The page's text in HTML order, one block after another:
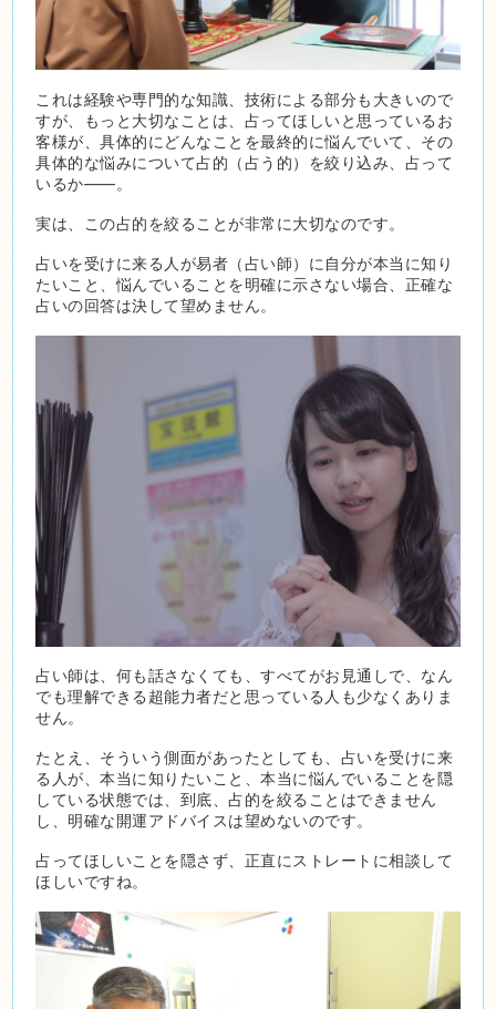
これは経験や専門的な知識、技術による部分も大きいので
すが、もっと大切なことは、占ってほしいと思っているお
客様が、具体的にどんなことを最終的に悩んでいて、その
具体的な悩みについて占的（占う的）を絞り込み、占って
いるか――。
実は、この占的を絞ることが非常に大切なのです。
占いを受けに来る人が易者（占い師）に自分が本当に知り
たいこと、悩んでいることを明確に示さない場合、正確な
占いの回答は決して望めません。
占い師は、何も話さなくても、すべてがお見通しで、なん
でも理解できる超能力者だと思っている人も少なくありま
せん。
たとえ、そういう側面があったとしても、占いを受けに来
る人が、本当に知りたいこと、本当に悩んでいることを隠
している状態では、到底、占的を絞ることはできません
し、明確な開運アドバイスは望めないのです。
占ってほしいことを隠さず、正直にストレートに相談して
ほしいですね。